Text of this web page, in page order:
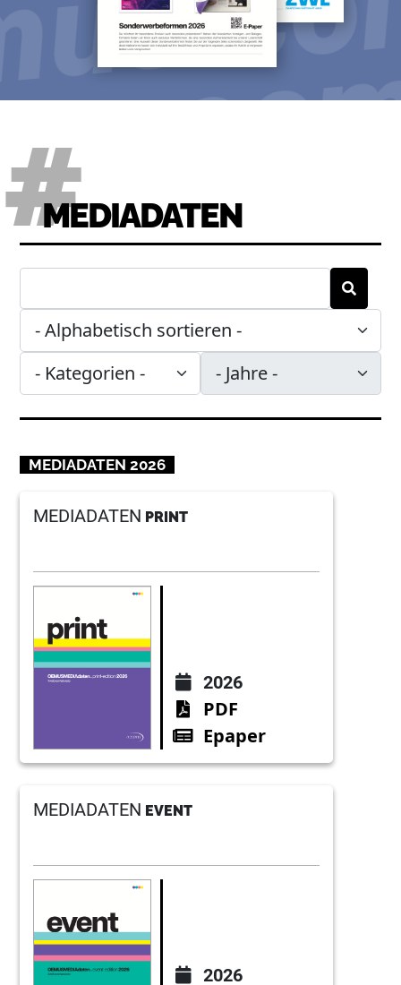
MEDIADATEN
MEDIADATEN 2026
MEDIADATEN PRINT
2026
PDF
Epaper
MEDIADATEN EVENT
2026